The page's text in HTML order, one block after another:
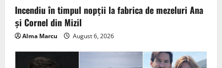
Incendiu în timpul nopții la fabrica de mezeluri Ana
și Cornel din Mizil
Alma Marcu August 6, 2026